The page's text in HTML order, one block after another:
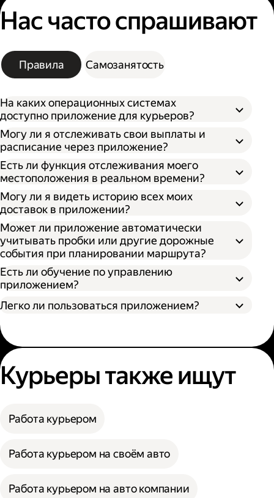
Нас часто спрашивают
Правила Самозанятость
На каких операционных системах
доступно приложение для курьеров?
Могу ли я отслеживать свои выплаты и
расписание через приложение?
Есть ли функция отслеживания моего
местоположения в реальном времени?
Могу ли я видеть историю всех моих
доставок в приложении?
Может ли приложение автоматически
учитывать пробки или другие дорожные
события при планировании маршрута?
Есть ли обучение по управлению
приложением?
Легко ли пользоваться приложением?
Курьеры также ищут
Работа курьером
Работа курьером на своём авто
Работа курьером на авто компании